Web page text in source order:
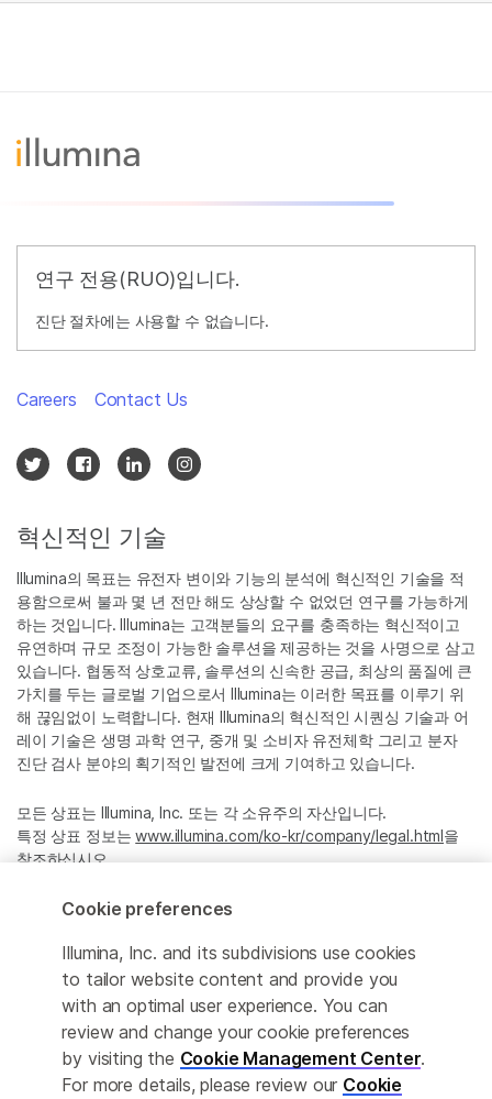
연구 전용(RUO)입니다.
진단 절차에는 사용할 수 없습니다.
혁신적인 기술
Illumina의 목표는 유전자 변이와 기능의 분석에 혁신적인 기술을 적
용함으로써 불과 몇 년 전만 해도 상상할 수 없었던 연구를 가능하게
하는 것입니다. Illumina는 고객분들의 요구를 충족하는 혁신적이고
유연하며 규모 조정이 가능한 솔루션을 제공하는 것을 사명으로 삼고
있습니다. 협동적 상호교류, 솔루션의 신속한 공급, 최상의 품질에 큰
가치를 두는 글로벌 기업으로서 Illumina는 이러한 목표를 이루기 위
해 끊임없이 노력합니다. 현재 Illumina의 혁신적인 시퀀싱 기술과 어
레이 기술은 생명 과학 연구, 중개 및 소비자 유전체학 그리고 분자
진단 검사 분야의 획기적인 발전에 크게 기여하고 있습니다.
모든 상표는 Illumina, Inc. 또는 각 소유주의 자산입니다.
특정 상표 정보는www.illumina.com/ko-kr/company/legal.html을
참조하십시오.
Privacy Policy
Careers Contact Us
© 2026 Illumina, Inc. All rights reserved.
Cookie preferences
Illumina, Inc. and its subdivisions use cookies
to tailor website content and provide you
with an optimal user experience. You can
review and change your cookie preferences
by visiting the Cookie Management Center.
For more details, please review our Cookie